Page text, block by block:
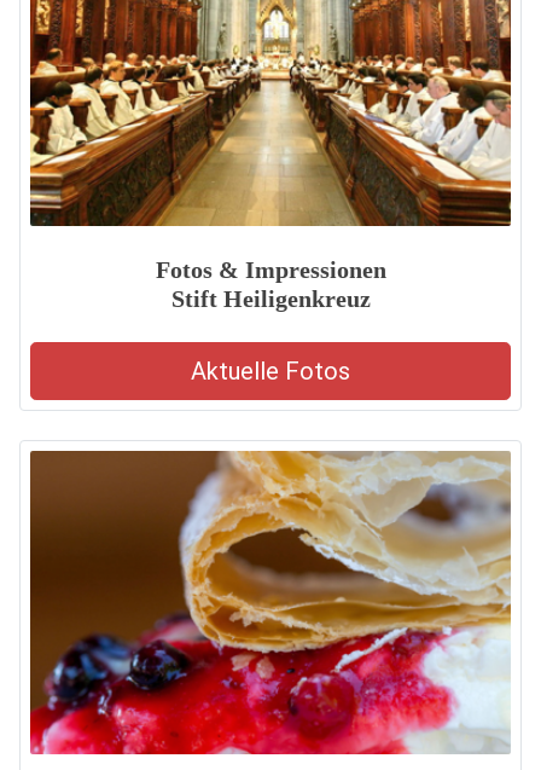
Fotos & Impressionen
Stift Heiligenkreuz
Aktuelle Fotos